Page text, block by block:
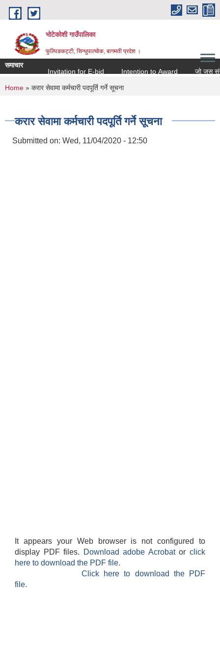
Skip to main content
भोटेकोशी गाउँपालिका
फुल्पिङकट्टी, सिन्धुपाल्चोक, बागमती प्रदेश ।
समाचार
Invitation for E-bid
Intention to Award जो जस संग
You are here
Home » करार सेवामा कर्मचारी पदपूर्ति गर्ने सूचना
करार सेवामा कर्मचारी पदपूर्ति गर्ने सूचना
Submitted on: Wed, 11/04/2020 - 12:50
It appears your Web browser is not configured to
display PDF files.
Download adobe Acrobatorclick
here to download the PDF file.
Click here to download the PDF
file.